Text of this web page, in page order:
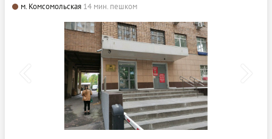
м. Комсомольская 14 мин. пешком